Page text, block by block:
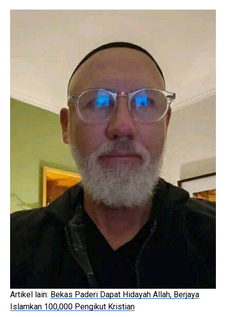
Artikel lain: Bekas Paderi Dapat Hidayah Allah, Berjaya
Islamkan 100,000 Pengikut Kristian